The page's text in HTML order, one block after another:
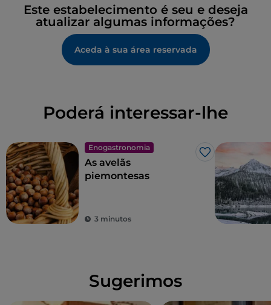
Este estabelecimento é seu e deseja
atualizar algumas informações?
Aceda à sua área reservada
Poderá interessar-lhe
Enogastronomia
Gosto
As avelãs
piemontesas
3 minutos
Sugerimos